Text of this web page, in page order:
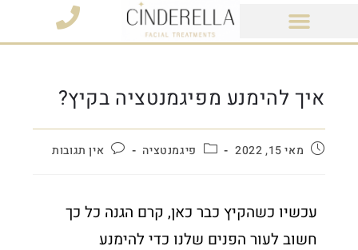
איך להימנע מפיגמנטציה בקיץ?
מאי 15, 2022 פיגמנטציה אין תגובות
עכשיו כשהקיץ כבר כאן, קרם הגנה כל כך
חשוב לעור הפנים שלנו כדי להימנע